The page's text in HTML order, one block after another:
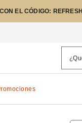
EL CÓDIGO: REFRESH